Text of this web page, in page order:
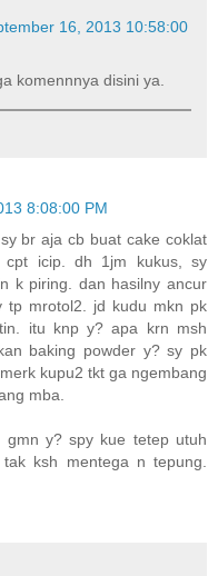
16, 2013 10:58:00
komennnya disini ya.
8:08:00 PM
br aja cb buat cake coklat
cpt icip. dh 1jm kukus, sy
k piring. dan hasilny ancur
tp mrotol2. jd kudu mkn pk
itu knp y? apa krn msh
baking powder y? sy pk
kupu2 tkt ga ngembang
mba.
y? spy kue tetep utuh
ksh mentega n tepung.